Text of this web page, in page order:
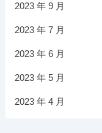
2023 年 9 月
2023 年 7 月
2023 年 6 月
2023 年 5 月
2023 年 4 月